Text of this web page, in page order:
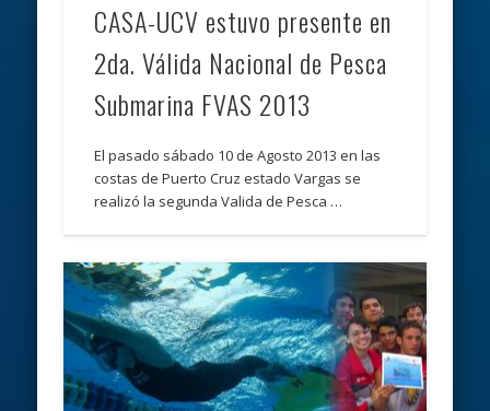
CASA-UCV estuvo presente en
2da. Válida Nacional de Pesca
Submarina FVAS 2013
El pasado sábado 10 de Agosto 2013 en las
costas de Puerto Cruz estado Vargas se
realizó la segunda Valida de Pesca …